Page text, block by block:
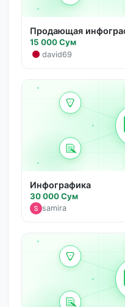
Продающая
15 000 Сум
david69
Инфографика
30 000 Сум
samira